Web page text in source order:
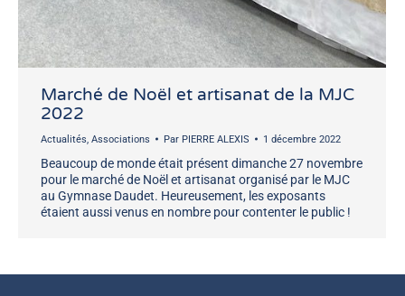
Marché de Noël et artisanat de la MJC
2022
Actualités, Associations Par PIERRE ALEXIS 1 décembre 2022
Beaucoup de monde était présent dimanche 27 novembre
pour le marché de Noël et artisanat organisé par le MJC
au Gymnase Daudet. Heureusement, les exposants
étaient aussi venus en nombre pour contenter le public !